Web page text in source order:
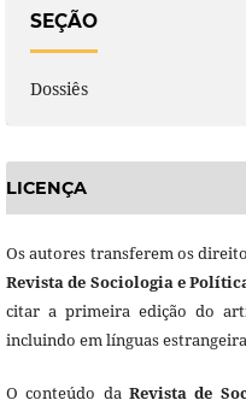
SEÇÃO
Dossiês
LICENÇA
Os autores transferem os
Revista de Sociologia e
citar a primeira edição do
incluindo em línguas
O conteúdo da Revista de